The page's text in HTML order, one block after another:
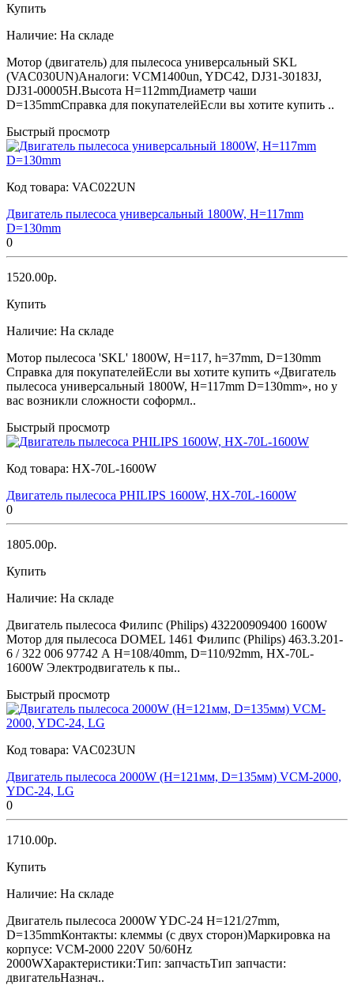
Купить
Наличие: На складе
Мотор (двигатель) для пылесоса универсальный SKL
(VAC030UN)Аналоги: VCM1400un, YDC42, DJ31-30183J,
DJ31-00005H.Высота H=112mmДиаметр чаши
D=135mmСправка для покупателейЕсли вы хотите купить ..
Быстрый просмотр
Код товара: VAC022UN
Двигатель пылесоса универсальный 1800W, H=117mm
D=130mm
0
1520.00р.
Купить
Наличие: На складе
Мотор пылесоса 'SKL' 1800W, H=117, h=37mm, D=130mm
Справка для покупателейЕсли вы хотите купить «Двигатель
пылесоса универсальный 1800W, H=117mm D=130mm», но у
вас возникли сложности соформл..
Быстрый просмотр
Код товара: HX-70L-1600W
Двигатель пылесоса PHILIPS 1600W, HX-70L-1600W
0
1805.00р.
Купить
Наличие: На складе
Двигатель пылесоса Филипс (Philips) 432200909400 1600W
Мотор для пылесоса DOMEL 1461 Филипс (Philips) 463.3.201-
6 / 322 006 97742 А H=108/40mm, D=110/92mm, HX-70L-
1600W Электродвигатель к пы..
Быстрый просмотр
Код товара: VAC023UN
Двигатель пылесоса 2000W (H=121мм, D=135мм) VCM-2000,
YDC-24, LG
0
1710.00р.
Купить
Наличие: На складе
Двигатель пылесоса 2000W YDC-24 H=121/27mm,
D=135mmКонтакты: клеммы (с двух сторон)Маркировка на
корпусе: VCM-2000 220V 50/60Hz
2000WХарактеристики:Тип: запчастьТип запчасти:
двигательНазнач..